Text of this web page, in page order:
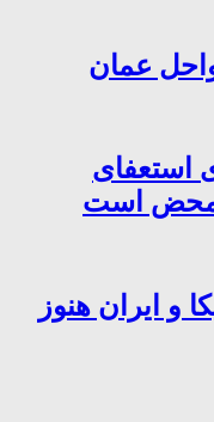
عمان
استعفای
محض است
و ایران هنوز